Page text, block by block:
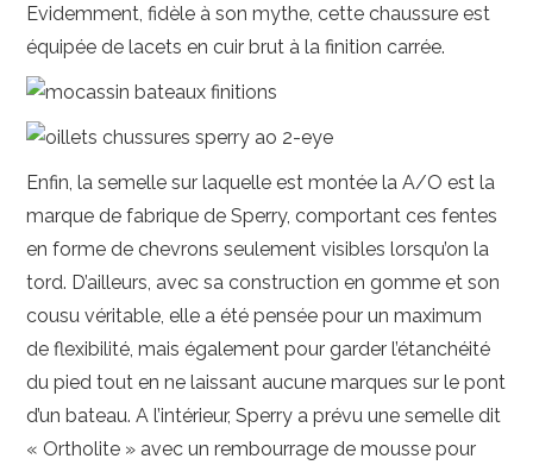
Evidemment, fidèle à son mythe, cette chaussure est
équipée de lacets en cuir brut à la finition carrée.
Enfin, la semelle sur laquelle est montée la A/O est la
marque de fabrique de Sperry, comportant ces fentes
en forme de chevrons seulement visibles lorsqu’on la
tord. D’ailleurs, avec sa construction en gomme et son
cousu véritable, elle a été pensée pour un maximum
de flexibilité, mais également pour garder l’étanchéité
du pied tout en ne laissant aucune marques sur le pont
d’un bateau. A l’intérieur, Sperry a prévu une semelle dit
« Ortholite » avec un rembourrage de mousse pour